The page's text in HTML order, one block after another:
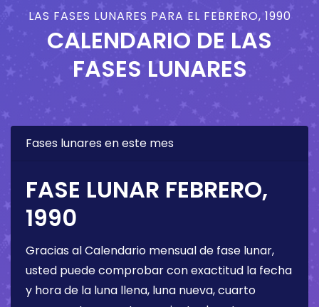
LAS FASES LUNARES PARA EL FEBRERO, 1990
CALENDARIO DE LAS
FASES LUNARES
Fases lunares en este mes
FASE LUNAR FEBRERO,
1990
Gracias al Calendario mensual de fase lunar,
usted puede comprobar con exactitud la fecha
y hora de la luna llena, luna nueva, cuarto